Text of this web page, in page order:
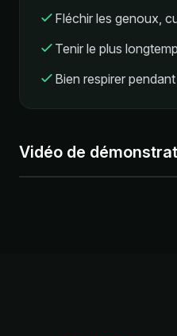
Fléchir les genoux,
Tenir le plus
Bien respirer
Vidéo de